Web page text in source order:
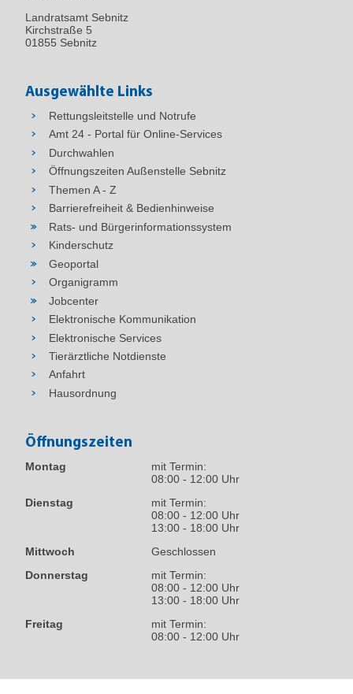
Landratsamt Sebnitz
Kirchstraße 5
01855 Sebnitz
Ausgewählte Links
Rettungsleitstelle und Notrufe
Amt 24 - Portal für Online-Services
Durchwahlen
Öffnungszeiten Außenstelle Sebnitz
Themen A - Z
Barrierefreiheit & Bedienhinweise
Rats- und Bürgerinformationssystem
Kinderschutz
Geoportal
Organigramm
Jobcenter
Elektronische Kommunikation
Elektronische Services
Tierärztliche Notdienste
Anfahrt
Hausordnung
Öffnungszeiten
Montag
mit Termin:
08:00 - 12:00 Uhr
Dienstag
mit Termin:
08:00 - 12:00 Uhr
13:00 - 18:00 Uhr
Mittwoch
Geschlossen
Donnerstag
mit Termin:
08:00 - 12:00 Uhr
13:00 - 18:00 Uhr
Freitag
mit Termin:
08:00 - 12:00 Uhr